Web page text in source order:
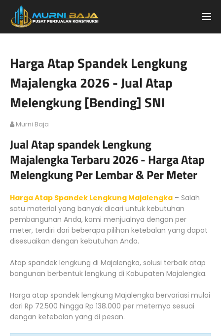
Harga Atap Spandek Lengkung
Majalengka 2026 - Jual Atap
Melengkung [Bending] SNI
Murni Baja
Jual Atap spandek Lengkung
Majalengka Terbaru 2026 - Harga Atap
Melengkung Per Lembar & Per Meter
Harga Atap Spandek Lengkung Majalengka – Salah
satu material yang banyak dicari untuk kebutuhan
pembangunan Anda, kami menjualnya dengan per
meter, terdiri dari beberapa pilihan ketebalan yang dapat
disesuaikan dengan kebutuhan Anda.
Atap spandek lengkung di Majalengka, solusi terbaik atap
bangunan berbentuk lengkung di Kabupaten Majalengka.
Harga atap spandek lengkung Majalengka bervariasi mulai
dari Rp 72.500 hingga Rp 138.000 per meternya sesuai
dengan ketebalan yang di pesan.